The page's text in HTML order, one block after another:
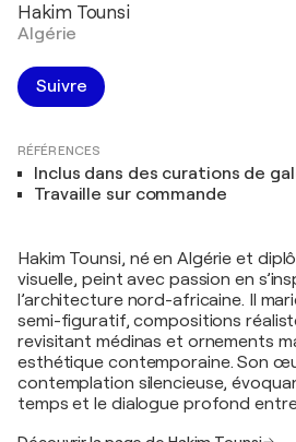
Hakim Tounsi
Algérie
Suivre
RÉFÉRENCES
Inclus dans des curations de
Travaille sur commande
Hakim Tounsi, né en Algérie et
visuelle, peint avec passion en
l’architecture nord-africaine. Il
semi-figuratif, compositions
revisitant médinas et ornements
esthétique contemporaine. Son
contemplation silencieuse,
temps et le dialogue profond